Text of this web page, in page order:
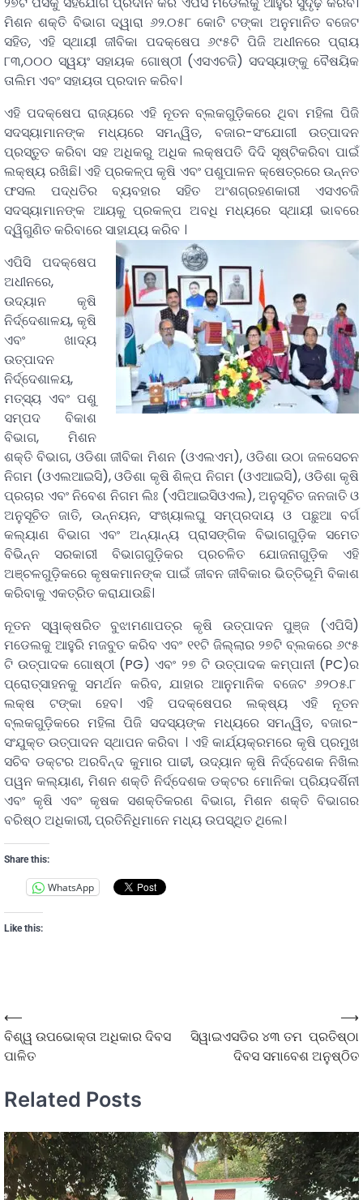
ମିଶନ ଶକ୍ତି ବିଭାଗ ଦ୍ୱାରା ୬୨.୦୫୮ କୋଟି ଟଙ୍କା ଅନୁମାନିତ ବଜେଟ
ସହିତ, ଏହି ସ୍ଥାୟୀ ଜୀବିକା ପଦକ୍ଷେପ ୬୯୫ଟି ପିଜି ଅଧୀନରେ ପ୍ରାୟ
୮୩,୦୦୦ ସ୍ୱୟଂ ସହାୟକ ଗୋଷ୍ଠୀ (ଏସଏଚଜି) ସଦସ୍ୟାଙ୍କୁ ବୈଷୟିକ
ତାଲିମ ଏବଂ ସହାୟତା ପ୍ରଦାନ କରିବ।
ଏହି ପଦକ୍ଷେପ ରାଜ୍ୟରେ ଏହି ନୂତନ ବ୍ଲକଗୁଡ଼ିକରେ ଥିବା ମହିଳା ପିଜି
ସଦସ୍ୟାମାନଙ୍କ ମଧ୍ୟରେ ସମନ୍ୱିତ, ବଜାର-ସଂଯୋଗୀ ଉତ୍ପାଦନ
ପ୍ରସ୍ତୁତ କରିବା ସହ ଅଧିକରୁ ଅଧିକ ଲକ୍ଷପତି ଦିଦି ସୃଷ୍ଟିକରିବା ପାଇଁ
ଲକ୍ଷ୍ୟ ରଖିଛି। ଏହି ପ୍ରକଳ୍ପ କୃଷି ଏବଂ ପଶୁପାଳନ କ୍ଷେତ୍ରରେ ଉନ୍ନତ
ଫସଲ ପଦ୍ଧତିର ବ୍ୟବହାର ସହିତ ଅଂଶଗ୍ରହଣକାରୀ ଏସଏଚଜି
ସଦସ୍ୟାମାନଙ୍କ ଆୟକୁ ପ୍ରକଳ୍ପ ଅବଧି ମଧ୍ୟରେ ସ୍ଥାୟୀ ଭାବରେ
ଦ୍ୱିଗୁଣିତ କରିବାରେ ସାହାଯ୍ୟ କରିବ ।
ଏପିସି ପଦକ୍ଷେପ
ଅଧୀନରେ,
ଉଦ୍ୟାନ କୃଷି
ନିର୍ଦ୍ଦେଶାଳୟ, କୃଷି
ଏବଂ ଖାଦ୍ୟ
ଉତ୍ପାଦନ
ନିର୍ଦ୍ଦେଶାଳୟ,
ମତ୍ସ୍ୟ ଏବଂ ପଶୁ
ସମ୍ପଦ ବିକାଶ
ବିଭାଗ, ମିଶନ
ଶକ୍ତି ବିଭାଗ, ଓଡିଶା ଜୀବିକା ମିଶନ (ଓଏଲଏମ), ଓଡିଶା ଉଠା ଜଳସେଚନ
ନିଗମ (ଓଏଲଆଇସି), ଓଡିଶା କୃଷି ଶିଳ୍ପ ନିଗମ (ଓଏଆଇସି), ଓଡିଶା କୃଷି
ପ୍ରଚାର ଏବଂ ନିବେଶ ନିଗମ ଲିଃ (ଏପିଆଇସିଓଏଲ), ଅନୁସୂଚିତ ଜନଜାତି ଓ
ଅନୁସୂଚିତ ଜାତି, ଉନ୍ନୟନ, ସଂଖ୍ୟାଲଘୁ ସମ୍ପ୍ରଦାୟ ଓ ପଛୁଆ ବର୍ଗ
କଲ୍ୟାଣ ବିଭାଗ ଏବଂ ଅନ୍ୟାନ୍ୟ ପ୍ରାସଙ୍ଗିକ ବିଭାଗଗୁଡ଼ିକ ସମେତ
ବିଭିନ୍ନ ସରକାରୀ ବିଭାଗଗୁଡ଼ିକର ପ୍ରଚଳିତ ଯୋଜନାଗୁଡ଼ିକ ଏହି
ଅଞ୍ଚଳଗୁଡ଼ିକରେ କୃଷକମାନଙ୍କ ପାଇଁ ଜୀବନ ଜୀବିକାର ଭିତ୍ତିଭୂମି ବିକାଶ
କରିବାକୁ ଏକତ୍ରିତ କରାଯାଉଛି।
ନୂତନ ସ୍ୱାକ୍ଷରିତ ବୁଝାମଣାପତ୍ର କୃଷି ଉତ୍ପାଦନ ପୁଞ୍ଜ (ଏପିସି)
ମଡେଲକୁ ଆହୁରି ମଜବୁତ କରିବ ଏବଂ ୧୧ଟି ଜିଲ୍ଲାର ୨୭ଟି ବ୍ଲକରେ ୬୯୫
ଟି ଉତ୍ପାଦକ ଗୋଷ୍ଠୀ (PG) ଏବଂ ୨୭ ଟି ଉତ୍ପାଦକ କମ୍ପାନୀ (PC)ର
ପ୍ରୋତ୍ସାହନକୁ ସମର୍ଥନ କରିବ, ଯାହାର ଆନୁମାନିକ ବଜେଟ ୬୨୦୫.୮
ଲକ୍ଷ ଟଙ୍କା ହେବ। ଏହି ପଦକ୍ଷେପର ଲକ୍ଷ୍ୟ ଏହି ନୂତନ
ବ୍ଲକଗୁଡ଼ିକରେ ମହିଳା ପିଜି ସଦସ୍ୟଙ୍କ ମଧ୍ୟରେ ସମନ୍ୱିତ, ବଜାର-
ସଂଯୁକ୍ତ ଉତ୍ପାଦନ ସ୍ଥାପନ କରିବା । ଏହି କାର୍ଯ୍ୟକ୍ରମରେ କୃଷି ପ୍ରମୁଖ
ସଚିବ ଡକ୍ଟର ଅରବିନ୍ଦ କୁମାର ପାଢୀ, ଉଦ୍ୟାନ କୃଷି ନିର୍ଦ୍ଦେଶକ ନିଖିଲ
ପୱନ କଲ୍ୟାଣ, ମିଶନ ଶକ୍ତି ନିର୍ଦ୍ଦେଶକ ଡକ୍ଟର ମୋନିକା ପ୍ରିୟଦର୍ଶିନୀ
ଏବଂ କୃଷି ଏବଂ କୃଷକ ସଶକ୍ତିକରଣ ବିଭାଗ, ମିଶନ ଶକ୍ତି ବିଭାଗର
ବରିଷ୍ଠ ଅଧିକାରୀ, ପ୍ରତିନିଧିମାନେ ମଧ୍ୟ ଉପସ୍ଥିତ ଥିଲେ।
Share this:
WhatsApp
Like this:
⟵
ବିଶ୍ୱ ଉପଭୋକ୍ତା ଅଧିକାର ଦିବସ
ପାଳିତ
ସିୱାଇଏସଡିର ୪୩ ତମ ପ୍ରତିଷ୍ଠା
ଦିବସ ସମାବେଶ ଅନୁଷ୍ଠିତ
⟶
Related Posts